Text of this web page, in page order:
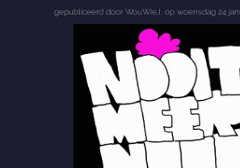
gepubliceerd door WouWieJ op woensdag 24